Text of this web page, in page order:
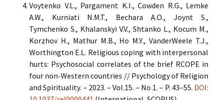
Voytenko V.L., Pargament K.I., Cowden R.G., Lemke
A.W., Kurniati N.M.T., Bechara A.O., Joynt S.,
Tymchenko S., Khalanskyi V.V., Shtanko L., Kocum M.,
Korzhov H., Mathur M.B., Ho M.Y., VanderWeele T.J.,
Worthington E.L. Religious coping with interpersonal
hurts: Psychosocial correlates of the brief RCOPE in
four non-Western countries // Psychology of Religion
and Spirituality. – 2023. – Vol.15. – No 1. – P. 43–55. DOI: